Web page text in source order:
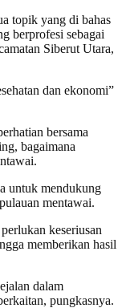
topik yang di bahas
berprofesi sebagai
Siberut Utara,
dan ekonomi”
bersama
bagaimana
untuk mendukung
mentawai.
keseriusan
memberikan hasil
dalam
pungkasnya.